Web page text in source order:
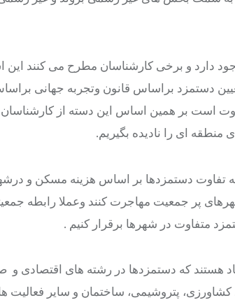
دارد و برخی کارشناسان مطرح می کنند
دستمزد براساس قانون وتجربه جهانی
بر همین اساس این دسته از کارشناسان
منطقه ای را نادیده بگیریم.
که تفاوت دستمزدها بر اساس هزینه مسکن و
پر جمعیت مهاجرت کنند وعملا رابطه
متفاوت در شهرها برقرار کنیم .
هستند که دستمزدها در رشته های اقتصادی و
پتروشیمی، ساختمان و سایر فعالیت